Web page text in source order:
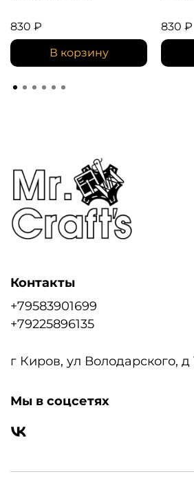
830 ₽
В корзину
830 ₽
Контакты
+79583901699
+79225896135
г Киров, ул Володарского, д
Мы в соцсетях